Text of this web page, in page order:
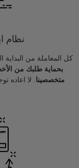
نظام
كل المعاملة من البداية
بحماية طلبك من
متخصصينا . لا اعاده